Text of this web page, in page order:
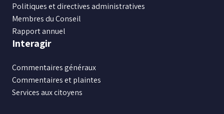
Politiques et directives administratives
Membres du Conseil
Rapport annuel
Interagir
Commentaires généraux
Commentaires et plaintes
Services aux citoyens